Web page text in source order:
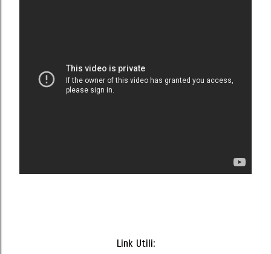
Link Utili: